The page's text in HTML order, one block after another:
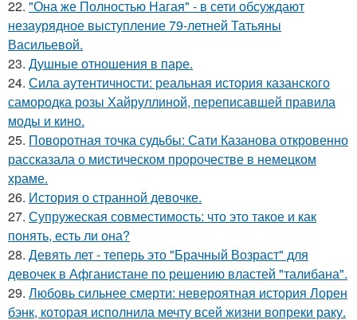
22. "Она же Полностью Нагая" - в сети обсуждают
незаурядное выступление 79-летней Татьяны
Васильевой.
23. Душные отношения в паре.
24. Сила аутентичности: реальная история казанского
самородка розы Хайруллиной, переписавшей правила
моды и кино.
25. Поворотная точка судьбы: Сати Казанова откровенно
рассказала о мистическом пророчестве в немецком
храме.
26. История о странной девочке.
27. Супружеская совместимость: что это такое и как
понять, есть ли она?
28. Девять лет - теперь это "Брачный Возраст" для
девочек в Афганистане по решению властей "талибана".
29. Любовь сильнее смерти: невероятная история Лорен
бэнк, которая исполнила мечту всей жизни вопреки раку.